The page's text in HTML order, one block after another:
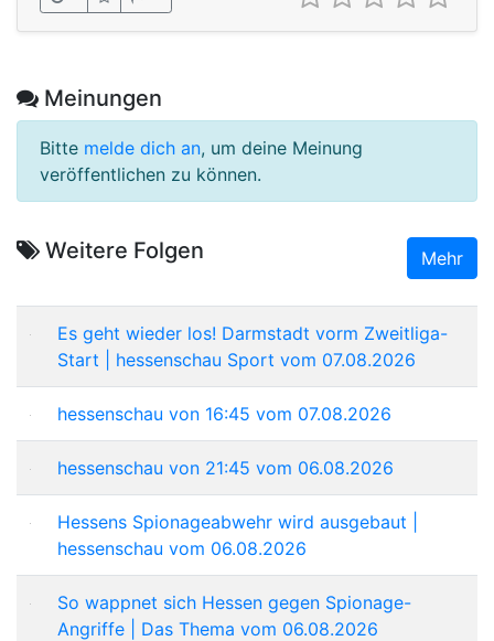
Meinungen
Bitte melde dich an, um deine Meinung
veröffentlichen zu können.
Weitere Folgen Mehr
Es geht wieder los! Darmstadt vorm Zweitliga-
Start | hessenschau Sport vom 07.08.2026
hessenschau von 16:45 vom 07.08.2026
hessenschau von 21:45 vom 06.08.2026
Hessens Spionageabwehr wird ausgebaut |
hessenschau vom 06.08.2026
So wappnet sich Hessen gegen Spionage-
Angriffe | Das Thema vom 06.08.2026